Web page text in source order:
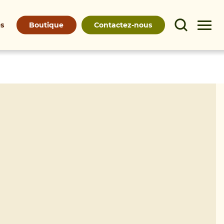
Boutique Contactez-nous